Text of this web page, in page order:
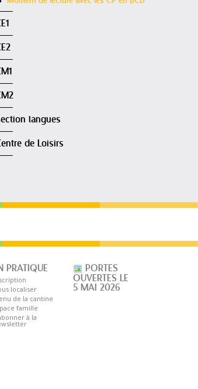
langues
de Loisirs
PRATIQUE
localiser
de la cantine
famille
à la
PORTES
OUVERTES LE
5 MAI 2026